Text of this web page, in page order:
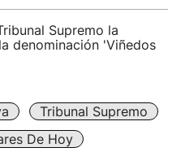
Supremo la
denominación 'Viñedos
Tribunal Supremo
De Hoy